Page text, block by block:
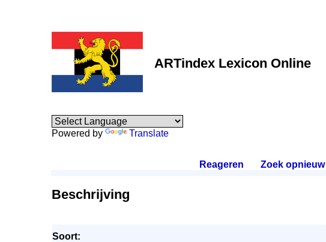
ARTindex Lexicon Online
Powered by Translate
Reageren Zoek opnieuw.
Beschrijving
Soort: